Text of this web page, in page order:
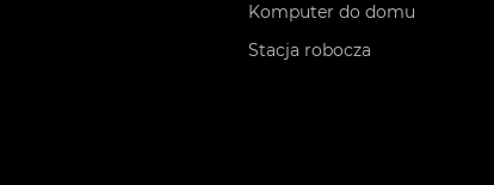
Komputer do domu
Stacja robocza